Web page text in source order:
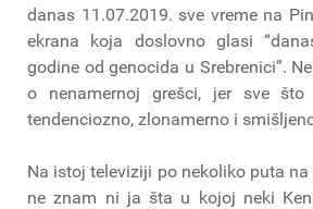
danas 11.07.2019. sve vreme na
ekrana koja doslovno glasi
godine od genocida u Srebrenici”.
o nenamernoj grešci, jer sve što
tendenciozno, zlonamerno i
Na istoj televiziji po nekoliko puta
ne znam ni ja šta u kojoj neki